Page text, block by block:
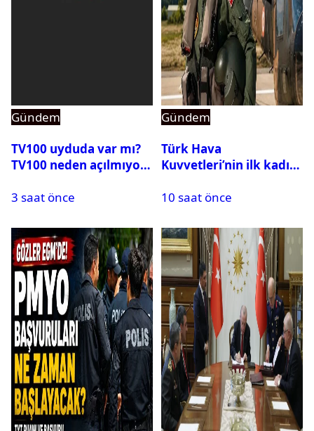
Gündem
TV100 uyduda var mı?
TV100 neden açılmıyor?
3 saat önce
Gündem
Türk Hava
Kuvvetleri’nin ilk kadın
Karapınar hakkında
ortaya çıktı
10 saat önce